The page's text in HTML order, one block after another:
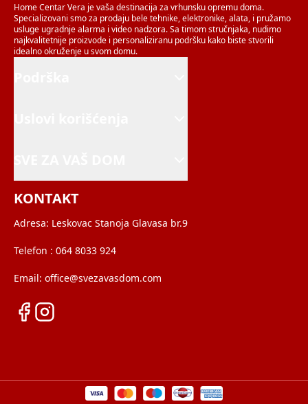
Home Centar Vera je vaša destinacija za vrhunsku opremu doma.
Specializovani smo za prodaju bele tehnike, elektronike, alata, i pružamo
usluge ugradnje alarma i video nadzora. Sa timom stručnjaka, nudimo
najkvalitetnije proizvode i personaliziranu podršku kako biste stvorili
idealno okruženje u svom domu.
KONTAKT
Adresa: Leskovac Stanoja Glavasa br.9
Telefon : 064 8033 924
Email: office@svezavasdom.com